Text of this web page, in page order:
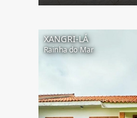
XANGRI-LÁ
Rainha do Mar